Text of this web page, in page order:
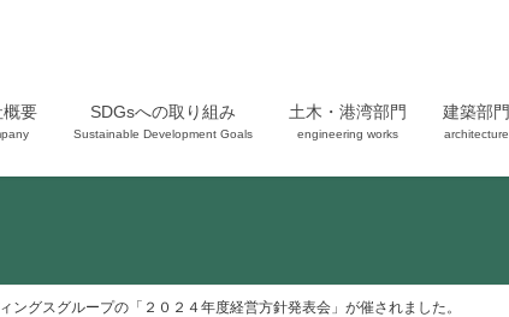
概要 SDGsへの取り組み
Sustainable Development Goals
土木・港湾部門
engineering works
建築部門
architecture
ングスグループの「２０２４年度経営方針発表会」が催されました。